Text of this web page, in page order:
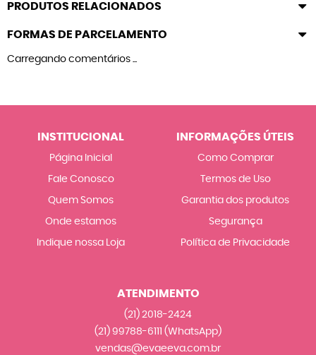
PRODUTOS RELACIONADOS
FORMAS DE PARCELAMENTO
Carregando comentários ...
INSTITUCIONAL
Página Inicial
Fale Conosco
Quem Somos
Onde estamos
Indique nossa Loja
INFORMAÇÕES ÚTEIS
Como Comprar
Termos de Uso
Garantia dos produtos
Segurança
Política de Privacidade
ATENDIMENTO
(21) 2018-2424
(21) 99788-6111 (WhatsApp)
vendas@evaeeva.com.br